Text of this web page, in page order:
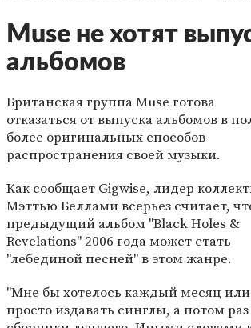
Muse не хотят
альбомов
Британская группа Muse готова
отказаться от выпуска альбомов в
более оригинальных способов
распространения своей музыки.
Как сообщает Gigwise, лидер
Мэттью Беллами всерьез считает,
предыдущий альбом "Black Holes &
Revelations" 2006 года может стать
"лебединой песней" в этом жанре.
"Мне бы хотелось каждый месяц
просто издавать синглы, а потом